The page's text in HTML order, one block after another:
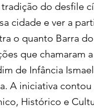
do desfile
cidade e ver a
o quanto Barra
que chamaram
de Infância
A iniciativa
Histórico e